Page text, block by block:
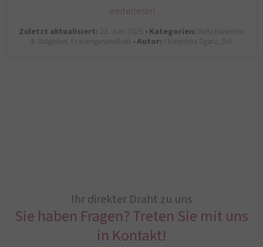
weiterlesen
Zuletzt aktualisiert: 22. Juni 2026 •Kategorien: Beschwerden
& Ratgeber, Frauengesundheit •Autor: Florentina Sgarz, BA
Ihr direkter Draht zu uns
Sie haben Fragen? Treten Sie mit uns
in Kontakt!